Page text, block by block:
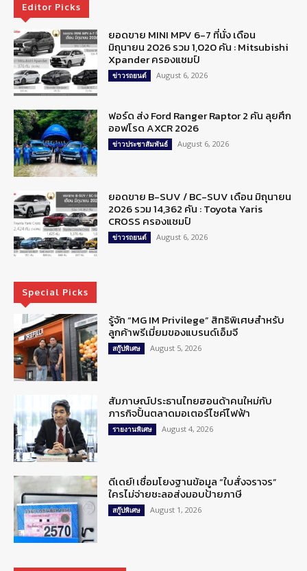
Editor Picks
ยอดขาย MINI MPV 6-7 ที่นั่ง เดือน
มิถุนายน 2026 รวม 1,020 คัน : Mitsubishi
Xpander ครองแชมป์
ข่าวรถยนต์ August 6, 2026
ฟอร์ด ส่ง Ford Ranger Raptor 2 คัน ลุยศึก
ออฟโรด AXCR 2026
ข่าวประชาสัมพันธ์ August 6, 2026
ยอดขาย B-SUV / BC-SUV เดือน มิถุนายน
2026 รวม 14,362 คัน : Toyota Yaris
CROSS ครองแชมป์
ข่าวรถยนต์ August 6, 2026
Special Picks
รู้จัก “MG IM Privilege” สิทธิพิเศษสำหรับ
ลูกค้าพรีเมี่ยมของแบรนด์เอ็มจี
สกู๊ปพิเศษ August 5, 2026
สัมภาษณ์ประธานไทยฮอนด้าคนใหม่กับ
ภารกิจปั้นตลาดมอเตอร์ไซค์ไฟฟ้า
รายงานพิเศษ August 4, 2026
ดีเดย์! เชื่อมโยงฐานข้อมูล “ใบสั่งจราจร”
ใครไม่จ่ายชะลอส่งมอบป้ายภาษี
สกู๊ปพิเศษ August 1, 2026